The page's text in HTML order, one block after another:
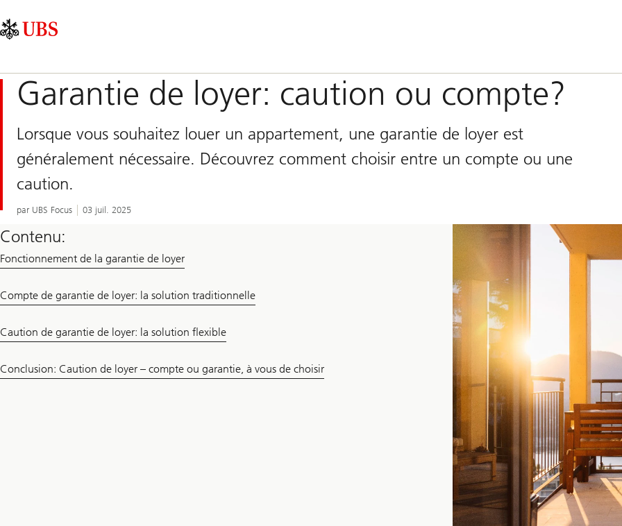
Area
principale
Garantie de loyer: caution ou compte?
Lorsque vous souhaitez louer un appartement, une garantie de loyer est
généralement nécessaire. Découvrez comment choisir entre un compte ou une
caution.
par UBS Focus 03 juil. 2025
Contenu:
Fonctionnement de la garantie de loyer
Compte de garantie de loyer: la solution traditionnelle
Caution de garantie de loyer: la solution flexible
Conclusion: Caution de loyer – compte ou garantie, à vous de choisir